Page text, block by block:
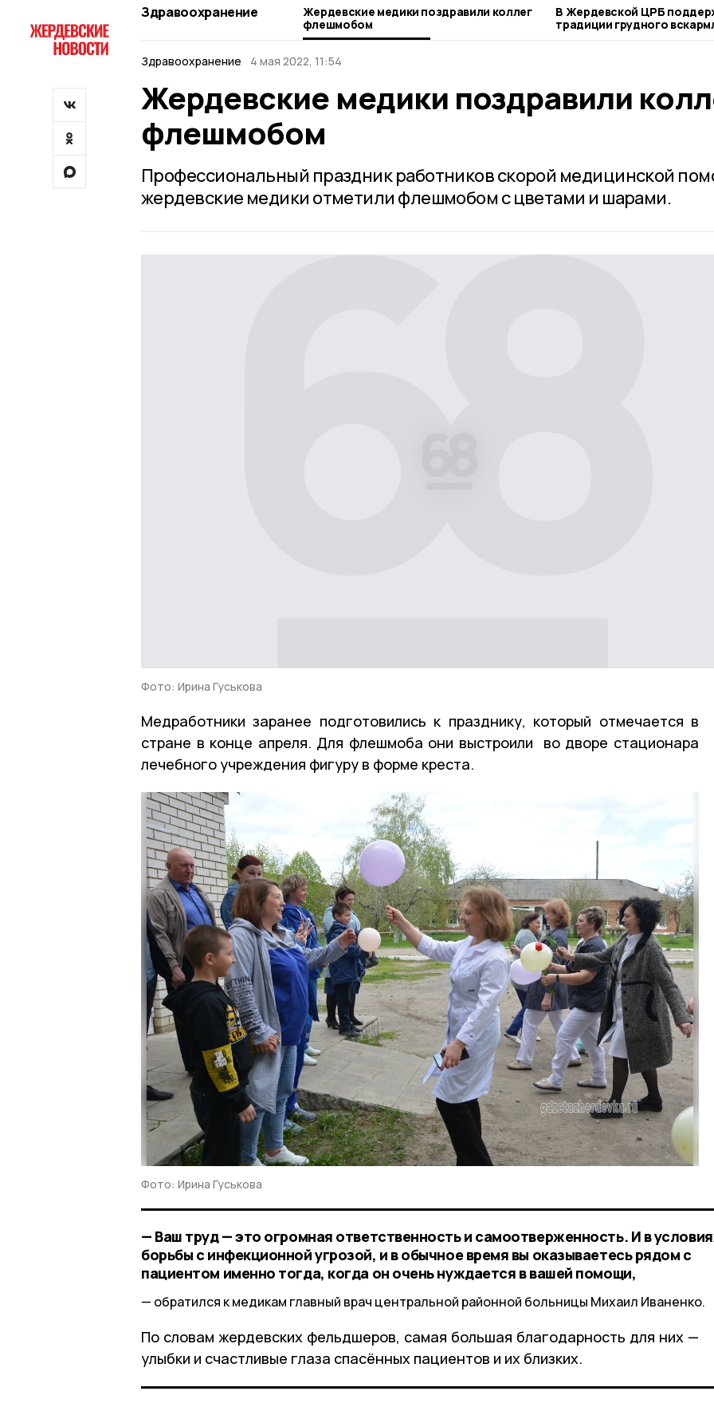
Здравоохранение
Жердевские медики поздравили коллег
флешмобом
В Жердевской ЦРБ
традиции грудного
Здравоохранение 4 мая 2022, 11:54
Жердевские медики поздравили
флешмобом
Профессиональный праздник работников скорой медицинской
жердевские медики отметили флешмобом с цветами и шарами.
Фото: Ирина Гуськова
Медработники заранее подготовились к празднику, который отмечается в
стране в конце апреля. Для флешмоба они выстроили во дворе стационара
лечебного учреждения фигуру в форме креста.
Фото: Ирина Гуськова
— Ваш труд — это огромная ответственность и самоотверженность. И в
борьбы с инфекционной угрозой, и в обычное время вы оказываетесь рядом с
пациентом именно тогда, когда он очень нуждается в вашей помощи,
обратился к медикам главный врач центральной районной больницы Михаил Иваненко.
По словам жердевских фельдшеров, самая большая благодарность для них —
улыбки и счастливые глаза спасённых пациентов и их близких.